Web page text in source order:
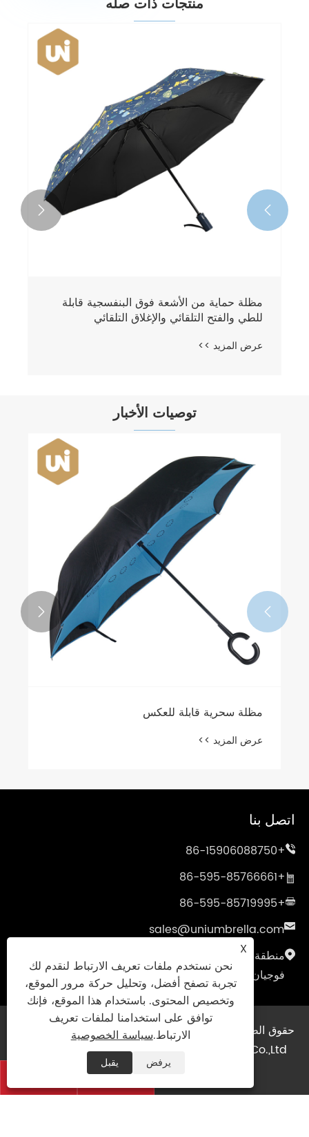
منتجات ذات صله
مظلة حماية من الأشعة فوق البنفسجية قابلة
للطي والفتح التلقائي والإغلاق التلقائي
عرض المزيد >>


توصيات الأخبار
مظلة سحرية قابلة للعكس
عرض المزيد >>


اتصل بنا
+86-15906088750
+86-595-85766661
+86-595-85719995
sales@uniumbrella.com
منطقة صناعة ياوقيان، مدينة أنهاي، مدينة جينجيانغ،
فوجيان، الصين
حقوق الطبع والنشر © 2021 جينجيانغ Fengyuan Umbrella
Co.,Ltd. جميع الحقوق محفوظة
Sitemap|
|سياسة الخصوصية
X
نحن نستخدم ملفات تعريف الارتباط لنقدم لك
تجربة تصفح أفضل، وتحليل حركة مرور الموقع،
وتخصيص المحتوى. باستخدام هذا الموقع، فإنك
توافق على استخدامنا لملفات تعريف
الارتباط.سياسة الخصوصية
يرفض يقبل